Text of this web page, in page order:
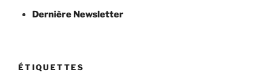
Dernière Newsletter
ÉTIQUETTES